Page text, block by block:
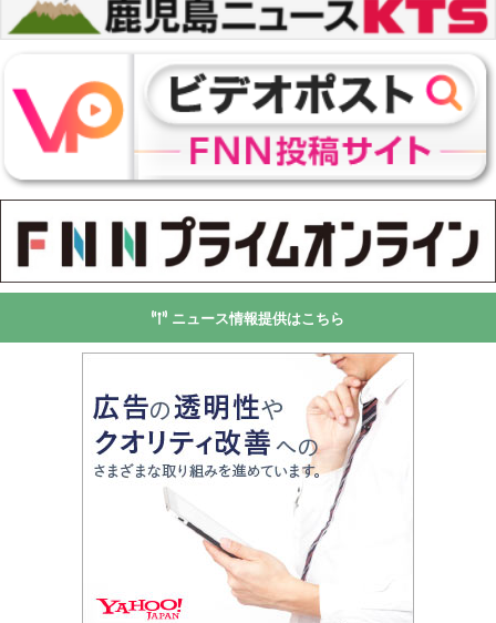
ニュース情報提供はこちら